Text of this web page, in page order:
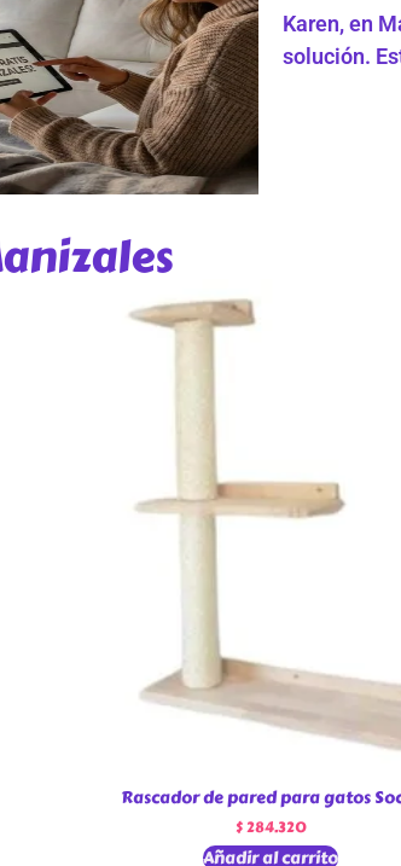
Karen, en
solución.
Rascador de pared para gatos
$284.320
Añadir al carrito